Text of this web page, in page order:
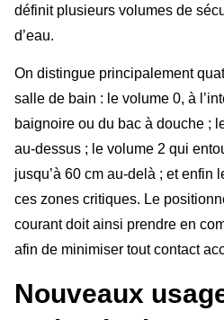
définit plusieurs volumes de
d’eau.
On distingue principalement
salle de bain : le volume 0, à
baignoire ou du bac à douche ;
au-dessus ; le volume 2 qui
jusqu’à 60 cm au-delà ; et enfin
ces zones critiques. Le
courant doit ainsi prendre en
afin de minimiser tout contact
Nouveaux